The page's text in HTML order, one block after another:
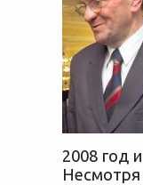
2008 год